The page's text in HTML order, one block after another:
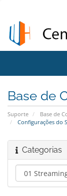
Base de
Suporte Base de
Configurações do
Categorias